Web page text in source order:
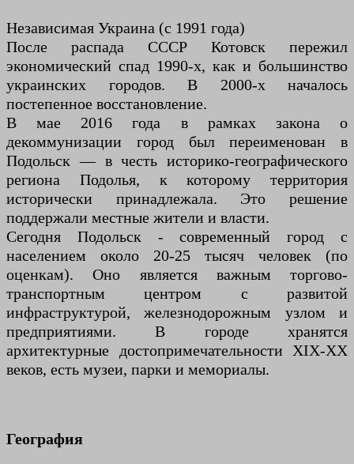
Независимая Украина (с 1991 года)
После распада СССР Котовск пережил
экономический спад 1990-х, как и большинство
украинских городов. В 2000-х началось
постепенное восстановление.
В мае 2016 года в рамках закона о
декоммунизации город был переименован в
Подольск — в честь историко-географического
региона Подолья, к которому территория
исторически принадлежала. Это решение
поддержали местные жители и власти.
Сегодня Подольск - современный город с
населением около 20-25 тысяч человек (по
оценкам). Оно является важным торгово-
транспортным центром с развитой
инфраструктурой, железнодорожным узлом и
предприятиями. В городе хранятся
архитектурные достопримечательности XIX-XX
веков, есть музеи, парки и мемориалы.
География